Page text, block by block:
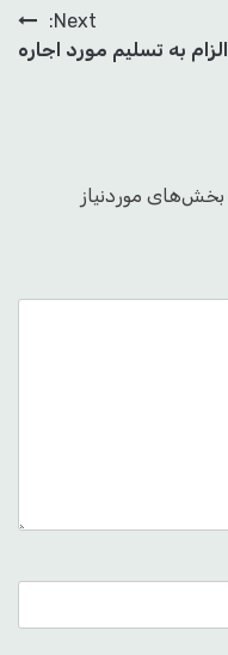
Next:
الزام به تسلیم مورد اجاره
بخش‌های موردنیاز